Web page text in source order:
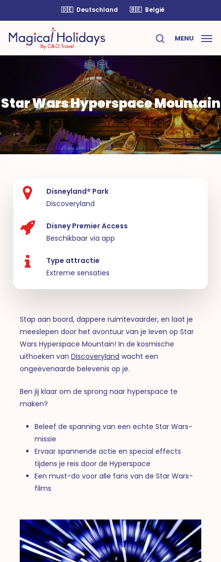
main
content
🇩🇪 Deutschland 🇧🇪 België
search
MENU
Star Wars Hyperspace Mountain
Disneyland® Park
Discoveryland
Disney Premier Access
Beschikbaar via app
Type attractie
Extreme sensaties
Stap aan boord, dappere ruimtevaarder, en laat je
meeslepen door het avontuur van je leven op Star
Wars Hyperspace Mountain! In de kosmische
uithoeken vanDiscoveryland wacht een
ongeëvenaarde belevenis op je.
Ben jij klaar om de sprong naar hyperspace te
maken?
Beleef de spanning van een echte Star Wars-
missie
Ervaar spannende actie en special effects
tijdens je reis door de Hyperspace
Een must-do voor alle fans van de Star Wars-
films